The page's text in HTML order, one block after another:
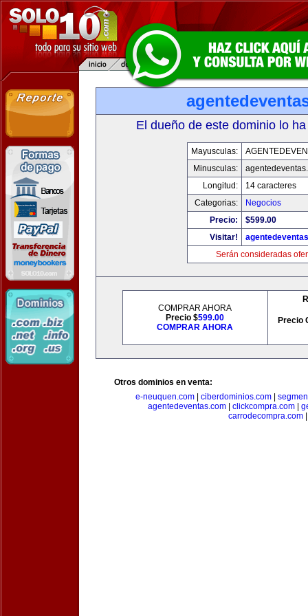
El dueño de este dominio lo
Mayusculas:
Minusculas:
Longitud:
14 caracteres
Categorias:
Negocios
Precio:
$599.00
Visitar!
Serán consideradas
COMPRAR AHORA
Precio $599.00
COMPRAR AHORA
Precio
Otros dominios en venta:
e-neuquen.com
ciberdominios.com
agentedeventas.com| clickcompra.com|
carrodecompra.com|